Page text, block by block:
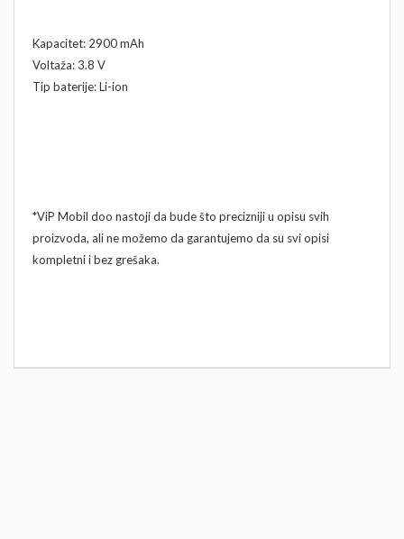
Kapacitet: 2900 mAh
Voltaža: 3.8 V
Tip baterije: Li-ion
*ViP Mobil doo nastoji da bude što precizniji u opisu svih
proizvoda, ali ne možemo da garantujemo da su svi opisi
kompletni i bez grešaka.